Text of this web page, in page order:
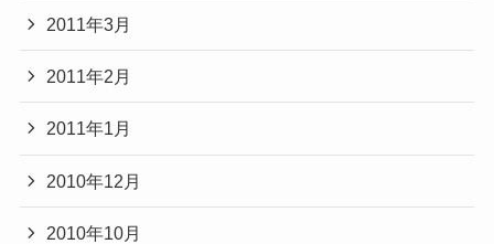
2011年3月
2011年2月
2011年1月
2010年12月
2010年10月